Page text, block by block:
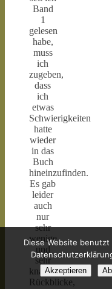
Band
1
gelesen
habe,
muss
ich
zugeben,
dass
ich
etwas
Schwierigkeiten
hatte
wieder
in das
Buch
hineinzufinden.
Es gab
leider
auch
nur
sehr
wenige
und
sehr
knappe
Rückblicke,
Diese Website
Akzeptieren